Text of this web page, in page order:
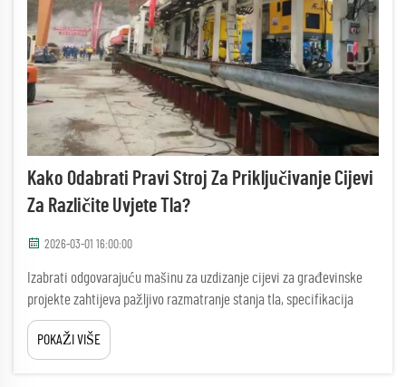
Kako Odabrati Pravi Stroj Za Priključivanje Cijevi
Za Različite Uvjete Tla?
2026-03-01 16:00:00
Izabrati odgovarajuću mašinu za uzdizanje cijevi za građevinske
projekte zahtijeva pažljivo razmatranje stanja tla, specifikacija
projekta i operativnih zahtjeva. Uspjeh podzemnih instalacija za
cijevi u velikoj mjeri ovisi o...
POKAŽI VIŠE